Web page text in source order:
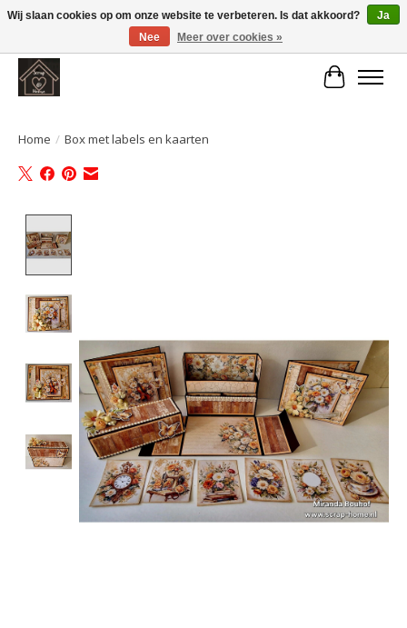
Large selection of products and fast shipping!
Home / Box met labels en kaarten
Wij slaan cookies op om onze website te verbeteren. Is dat akkoord?
Ja
Nee
Meer over cookies »